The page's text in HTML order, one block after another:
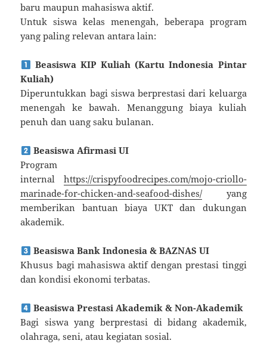
baru maupun mahasiswa aktif.
Untuk siswa kelas menengah, beberapa program
yang paling relevan antara lain:
Beasiswa KIP Kuliah (Kartu Indonesia Pintar
Kuliah)
Diperuntukkan bagi siswa berprestasi dari keluarga
menengah ke bawah. Menanggung biaya kuliah
penuh dan uang saku bulanan.
Beasiswa Afirmasi UI
Program
internal https://crispyfoodrecipes.com/mojo-criollo-
marinade-for-chicken-and-seafood-dishes/yang
memberikan bantuan biaya UKT dan dukungan
akademik.
Beasiswa Bank Indonesia & BAZNAS UI
Khusus bagi mahasiswa aktif dengan prestasi tinggi
dan kondisi ekonomi terbatas.
Beasiswa Prestasi Akademik & Non-Akademik
Bagi siswa yang berprestasi di bidang akademik,
olahraga, seni, atau kegiatan sosial.